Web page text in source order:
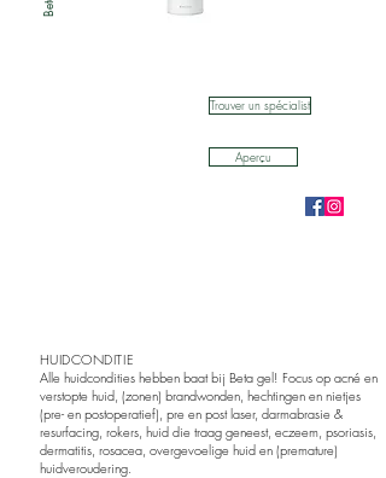
Trouver un spécialist
Aperçu
HUIDCONDITIE
Alle huidcondities hebben baat bij Beta gel! Focus op acné en
verstopte huid, (zonen) brandwonden, hechtingen en nietjes
(pre- en postoperatief), pre en post laser, darmabrasie &
resurfacing, rokers, huid die traag geneest, eczeem, psoriasis,
dermatitis, rosacea, overgevoelige huid en (premature)
huidveroudering.